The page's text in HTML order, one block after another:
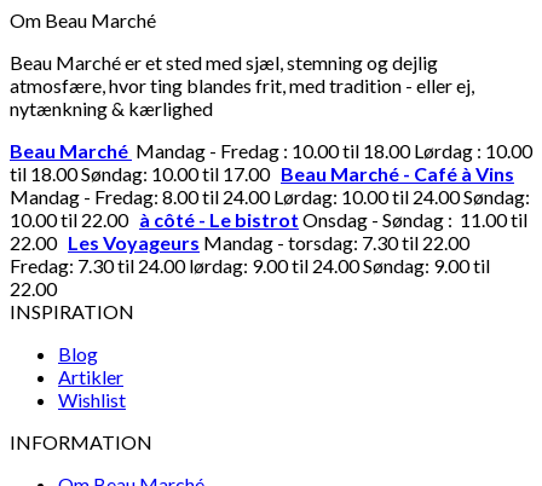
Om Beau Marché
Beau Marché er et sted med sjæl, stemning og dejlig
atmosfære, hvor ting blandes frit, med tradition - eller ej,
nytænkning & kærlighed
Beau Marché Mandag - Fredag : 10.00 til 18.00 Lørdag : 10.00
til 18.00 Søndag: 10.00 til 17.00 Beau Marché - Café à Vins
Mandag - Fredag: 8.00 til 24.00 Lørdag: 10.00 til 24.00 Søndag:
10.00 til 22.00 à côté - Le bistrot Onsdag - Søndag : 11.00 til
22.00 Les Voyageurs Mandag - torsdag: 7.30 til 22.00
Fredag: 7.30 til 24.00 lørdag: 9.00 til 24.00 Søndag: 9.00 til
22.00
INSPIRATION
Blog
Artikler
Wishlist
INFORMATION